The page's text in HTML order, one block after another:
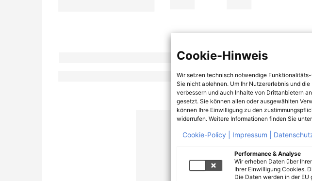
Cookie-Hinweis
Wir setzen technisch notwendige
Sie nicht ablehnen. Um Ihr Nutzererlebnis und
verbessern und auch Inhalte von Drittanbietern
gesetzt. Sie können allen oder ausgewählten
können Ihre Einwilligung zu den
widerrufen. Weitere Informationen finden Sie
Cookie-Policy | Impressum |
Performance & Analyse
Wir erheben Daten über
Ihrer Einwilligung Cookies.
Die Daten werden in der EU